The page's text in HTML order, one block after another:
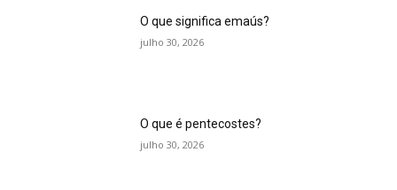
O que significa emaús?
julho 30, 2026
O que é pentecostes?
julho 30, 2026